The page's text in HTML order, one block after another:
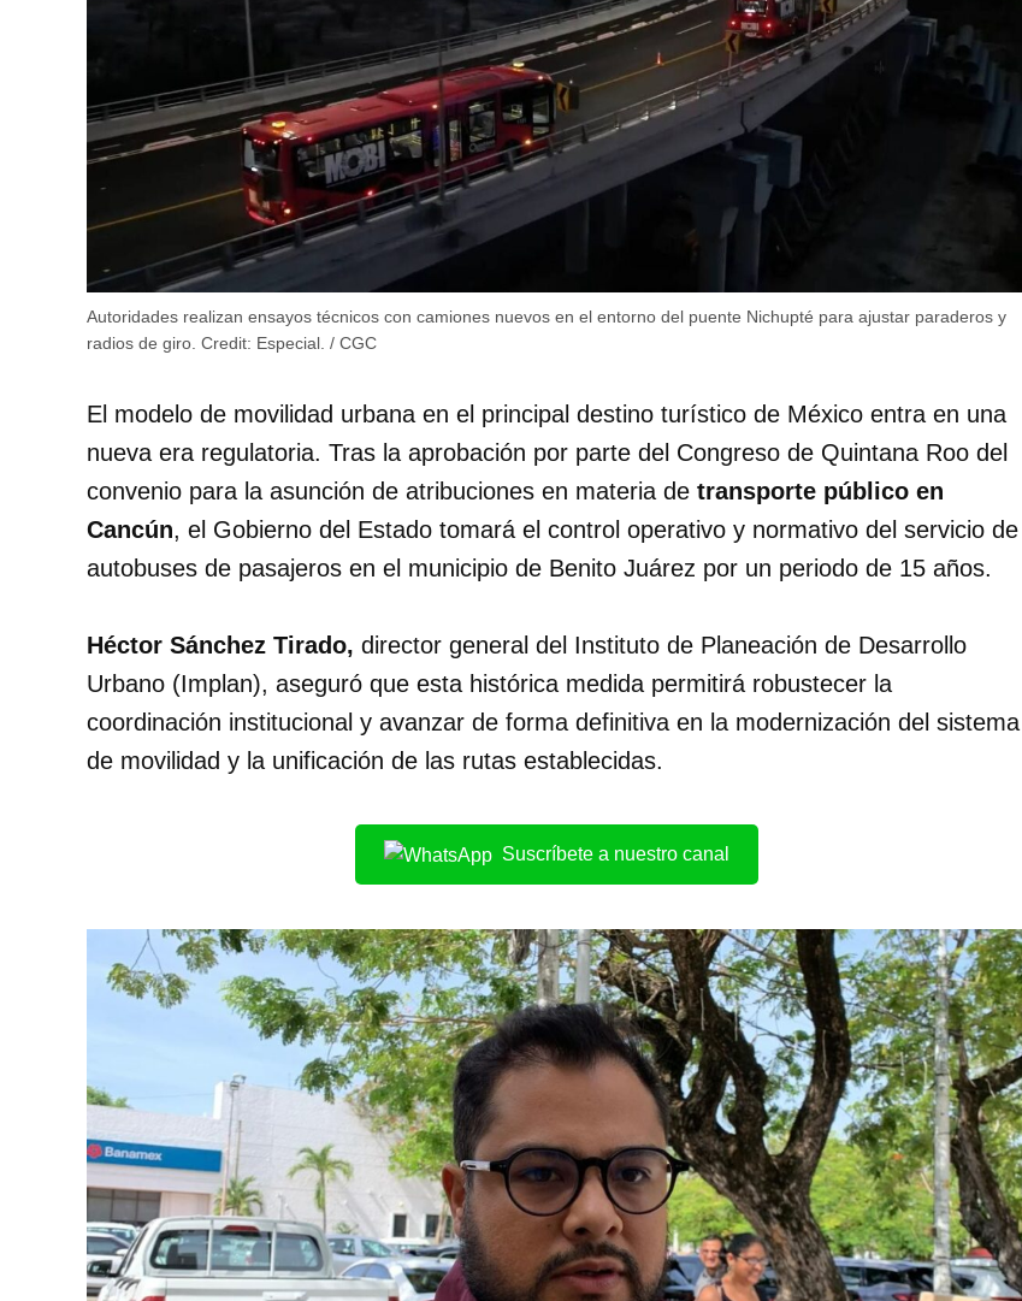
Autoridades realizan ensayos técnicos con camiones nuevos en el entorno del puente Nichupté para ajustar paraderos y
radios de giro. Credit: Especial. / CGC
El modelo de movilidad urbana en el principal destino turístico de México entra en una
nueva era regulatoria. Tras la aprobación por parte del Congreso de Quintana Roo del
convenio para la asunción de atribuciones en materia de transporte público en
Cancún, el Gobierno del Estado tomará el control operativo y normativo del servicio de
autobuses de pasajeros en el municipio de Benito Juárez por un periodo de 15 años.
Héctor Sánchez Tirado, director general del Instituto de Planeación de Desarrollo
Urbano (Implan), aseguró que esta histórica medida permitirá robustecer la
coordinación institucional y avanzar de forma definitiva en la modernización del sistema
de movilidad y la unificación de las rutas establecidas.
Suscríbete a nuestro canal